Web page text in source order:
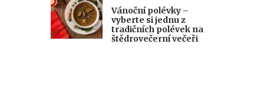
Vánoční polévky –
vyberte si jednu z
tradičních polévek na
štědrovečerní večeři